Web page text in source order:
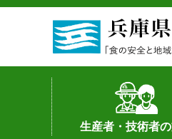
生産者・技術者